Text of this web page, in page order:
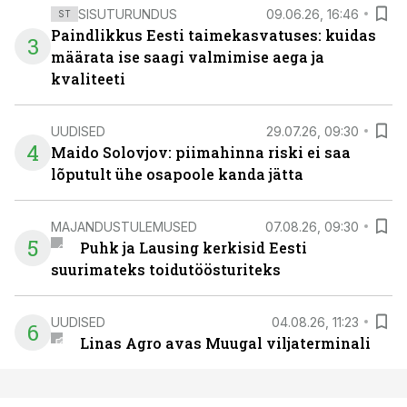
3
ST SISUTURUNDUS 09.06.26, 16:46
Paindlikkus Eesti taimekasvatuses: kuidas
määrata ise saagi valmimise aega ja
kvaliteeti
4
UUDISED 29.07.26, 09:30
Maido Solovjov: piimahinna riski ei saa
lõputult ühe osapoole kanda jätta
5
MAJANDUSTULEMUSED 07.08.26, 09:30
Puhk ja Lausing kerkisid Eesti
suurimateks toidutöösturiteks
6 UUDISED 04.08.26, 11:23
Linas Agro avas Muugal viljaterminali